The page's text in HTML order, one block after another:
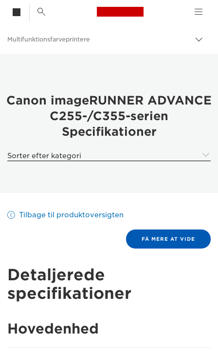
Canon Logo, back
Skift
Erhvervsprodukter
Printere og faxmaskiner til erhverv
Multifunktionsprintere – Alt-i-Én-printere
Multifunktionsfarveprintere
Canon imageRUNNER ADVANCE
C255-/C355-serien
Specifikationer
Sorter efter kategori
Tilbage til produktoversigten
FÅ MERE AT VIDE
Detaljerede
specifikationer
Hovedenhed